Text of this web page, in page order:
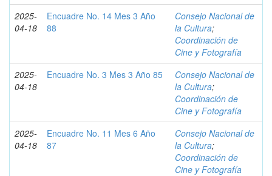
2025-
04-18
Encuadre No. 14 Mes 3 Año
88
Consejo Nacional de
la Cultura;
Coordinación de
Cine y Fotografía
2025-
04-18
Encuadre No. 3 Mes 3 Año 85
Consejo Nacional de
la Cultura;
Coordinación de
Cine y Fotografía
2025-
04-18
Encuadre No. 11 Mes 6 Año
87
Consejo Nacional de
la Cultura;
Coordinación de
Cine y Fotografía